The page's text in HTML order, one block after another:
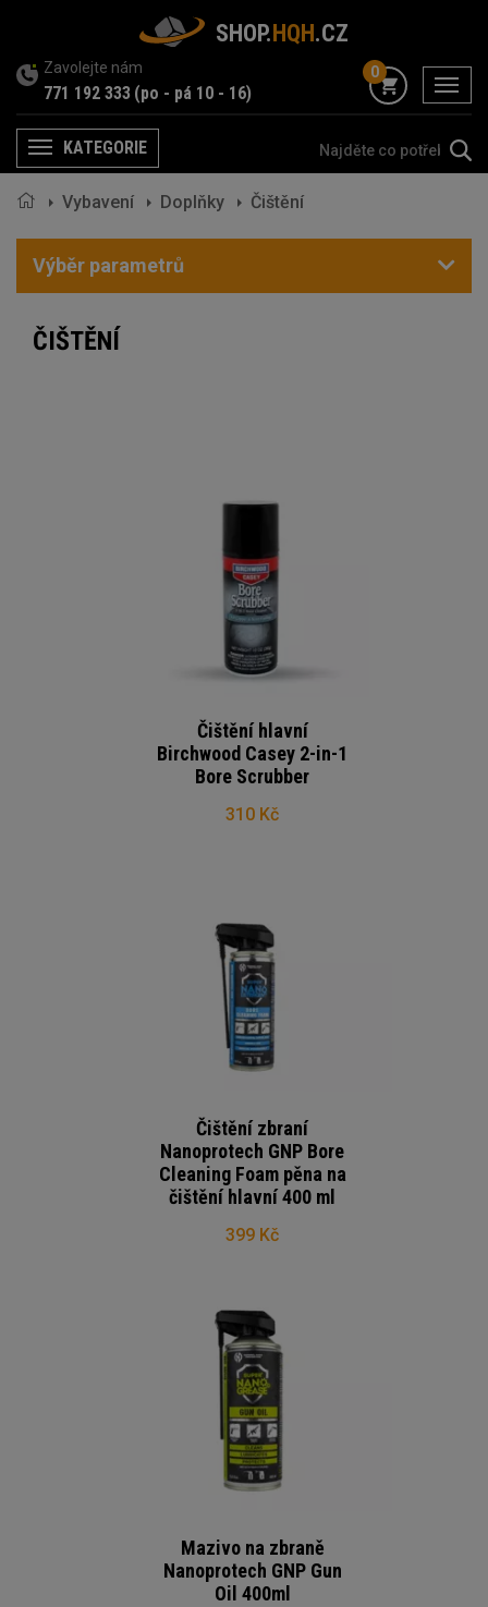
SHOP.HQH.CZ
Zavolejte nám
771 192 333 (po - pá 10 - 16) menu
0
MenuKATEGORIE
Vybavení Doplňky Čištění
Výběr parametrů
ČIŠTĚNÍ
Čištění hlavní
Birchwood Casey 2-in-1
Bore Scrubber
310 Kč
Čištění zbraní
Nanoprotech GNP Bore
Cleaning Foam pěna na
čištění hlavní 400 ml
399 Kč
Mazivo na zbraně
Nanoprotech GNP Gun
Oil 400ml